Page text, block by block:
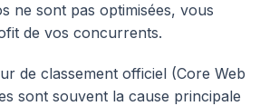
ne sont pas optimisées, vous
de vos concurrents.
de classement officiel (Core Web
sont souvent la cause principale